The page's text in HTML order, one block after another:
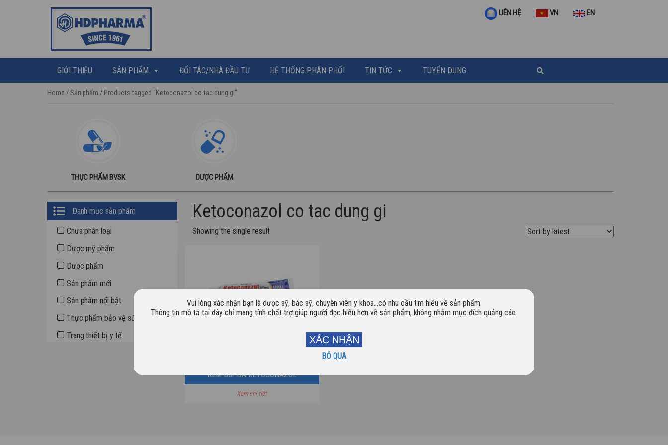
LIÊN HỆ VN EN
GIỚI THIỆU SẢN PHẨM ĐỐI TÁC/NHÀ ĐẦU TƯ HỆ THỐNG PHÂN PHỐI TIN TỨC TUYỂN DỤNG
Home /Sản phẩm / Products tagged “Ketoconazol co tac dung gi”
THỰC PHẨM BVSK DƯỢC PHẨM
Primary
Sidebar
Danh mục sản phẩm
Chưa phân loại
Dược mỹ phẩm
Dược phẩm
Sản phẩm mới
Sản phẩm nổi bật
Thực phẩm bảo vệ sức khỏe
Trang thiết bị y tế
Ketoconazol co tac dung gi
Showing the single result
KEM BÔI DA KETOCONAZOL
Xem chi tiết
Vui lòng xác nhận bạn là dược sỹ, bác sỹ, chuyên viên y khoa…có nhu cầu tìm hiểu về sản phẩm.
Thông tin mô tả tại đây chỉ mang tính chất trợ giúp người đọc hiểu hơn về sản phẩm, không nhằm mục đích quảng cáo.
BỎ QUA
XÁC NHẬN